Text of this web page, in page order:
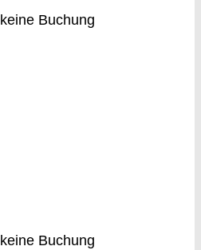
keine Buchung
keine Buchung